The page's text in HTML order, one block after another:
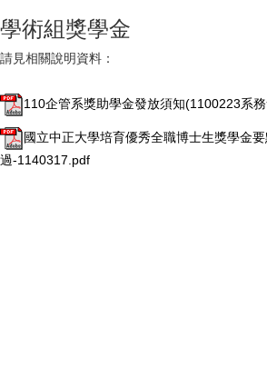
學術組獎學金
請見相關說明資料：
110企管系獎助學金發放須知(1100223系
國立中正大學培育優秀全職博士生獎學金
過-1140317.pdf